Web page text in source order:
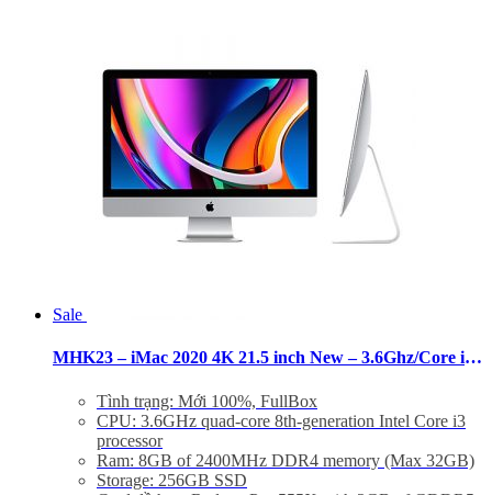
Sale
MHK23 – iMac 2020 4K 21.5 inch New – 3.6Ghz/Core i3/8GB/256GB/Pro 555X
Tình trạng: Mới 100%, FullBox
CPU: 3.6GHz quad-core 8th-generation Intel Core i3
processor
Ram: 8GB of 2400MHz DDR4 memory (Max 32GB)
Storage: 256GB SSD